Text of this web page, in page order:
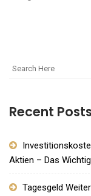
Recent Posts
Aktien – Das
Tagesgeld